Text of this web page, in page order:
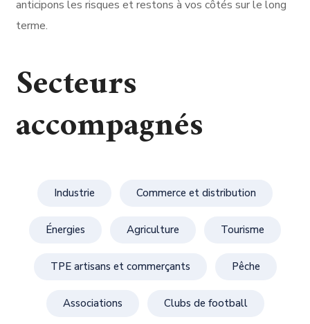
anticipons les risques et restons à vos côtés sur le long
terme.
Secteurs
accompagnés
Industrie Commerce et distribution
Énergies Agriculture Tourisme
TPE artisans et commerçants Pêche
Associations Clubs de football